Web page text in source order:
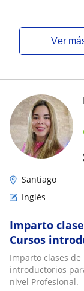
ver
Santiago
Inglés
Imparto
Cursos
cursos con
Imparto clases de
introductorios
nivel Profesional.